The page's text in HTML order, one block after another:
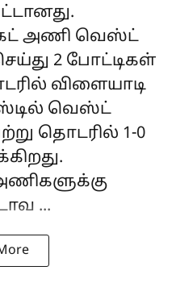
அணி வெஸ்ட்
2 போட்டிகள்
விளையாடி
வெஸ்ட்
தொடரில் 1-0
...